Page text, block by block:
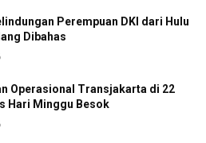
Perempuan DKI dari Hulu
Dibahas
Operasional Transjakarta di 22
Hari Minggu Besok